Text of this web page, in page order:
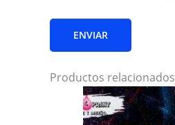
Productos relacionados